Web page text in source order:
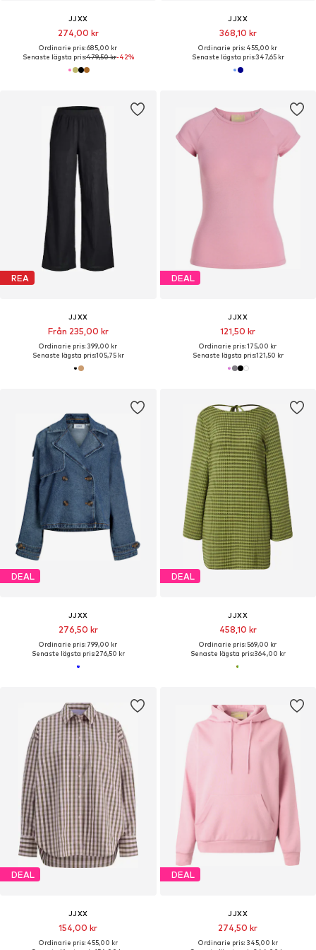
JJXX
274,00 kr
Ordinarie pris: 685,00 kr
Senaste lägsta pris:479,50 kr-42%
JJXX
368,10 kr
Ordinarie pris: 455,00 kr
Senaste lägsta pris:347,65 kr
REA
JJXX
Från 235,00 kr
Ordinarie pris: 399,00 kr
Senaste lägsta pris:105,75 kr
DEAL
JJXX
121,50 kr
Ordinarie pris: 175,00 kr
Senaste lägsta pris:121,50 kr
DEAL
JJXX
276,50 kr
Ordinarie pris: 799,00 kr
Senaste lägsta pris:276,50 kr
DEAL
JJXX
458,10 kr
Ordinarie pris: 569,00 kr
Senaste lägsta pris:364,00 kr
DEAL
JJXX
154,00 kr
Ordinarie pris: 455,00 kr
DEAL
JJXX
274,50 kr
Ordinarie pris: 345,00 kr